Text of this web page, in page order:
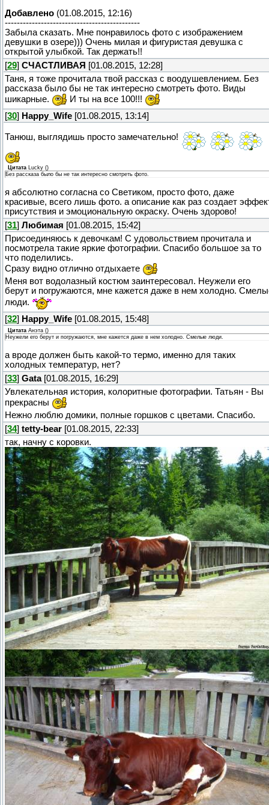
Добавлено (01.08.2015, 12:16)
---------------------------------------------
Забыла сказать. Мне понравилось фото с изображением
девушки в озере))) Очень милая и фигуристая девушка с
открытой улыбкой. Так держать!!
[29] СЧАСТЛИВАЯ [01.08.2015, 12:28]
Таня, я тоже прочитала твой рассказ с воодушевлением. Без
рассказа было бы не так интересно смотреть фото. Виды
шикарные.
И ты на все 100!!!
[30] Happy_Wife [01.08.2015, 13:14]
Танюш, выглядишь просто замечательно!
Цитата Lucky ()
Без рассказа было бы не так интересно смотреть фото.
я абсолютно согласна со Светиком, просто фото, даже
красивые, всего лишь фото. а описание как раз создает
присутствия и эмоциональную окраску. Очень здорово!
[31] Любимая [01.08.2015, 15:42]
Присоединяюсь к девочкам! С удовольствием прочитала и
посмотрела такие яркие фотографии. Спасибо большое за то
что поделились.
Сразу видно отлично отдыхаете
Меня вот водолазный костюм заинтересовал. Неужели его
берут и погружаются, мне кажется даже в нем холодно.
люди.
[32] Happy_Wife [01.08.2015, 15:48]
Цитата Анэта ()
Неужели его берут и погружаются, мне кажется даже в нем холодно. Смелые люди.
а вроде должен быть какой-то термо, именно для таких
холодных температур, нет?
[33] Gata[01.08.2015, 16:29]
Увлекательная история, колоритные фотографии. Татьян - Вы
прекрасны
Нежно люблю домики, полные горшков с цветами. Спасибо.
[34] tetty-bear [01.08.2015, 22:33]
так, начну с коровки.